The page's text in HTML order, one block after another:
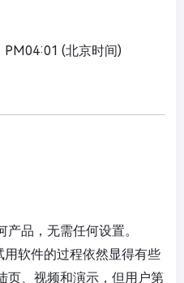
PM04:01 (北京时间)
品，无需任何设置。
用软件的过程依然显得有些
页、视频和演示，但用户第